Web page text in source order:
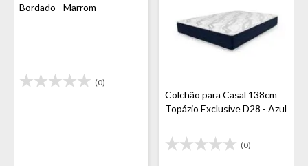
Bordado - Marrom
(0)
Colchão para Casal 138cm
Topázio Exclusive D28 - Azul
(0)